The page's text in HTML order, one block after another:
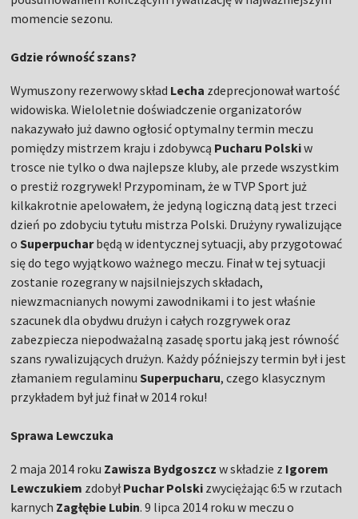
momencie sezonu.
Gdzie równość szans?
Wymuszony rezerwowy skład Lecha zdeprecjonował wartość
widowiska. Wieloletnie doświadczenie organizatorów
nakazywało już dawno ogłosić optymalny termin meczu
pomiędzy mistrzem kraju i zdobywcą Pucharu Polskiw
trosce nie tylko o dwa najlepsze kluby, ale przede wszystkim
o prestiż rozgrywek! Przypominam, że w TVP Sport już
kilkakrotnie apelowałem, że jedyną logiczną datą jest trzeci
dzień po zdobyciu tytułu mistrza Polski. Drużyny rywalizujące
oSuperpucharbędą w identycznej sytuacji, aby przygotować
się do tego wyjątkowo ważnego meczu. Finał w tej sytuacji
zostanie rozegrany w najsilniejszych składach,
niewzmacnianych nowymi zawodnikami i to jest właśnie
szacunek dla obydwu drużyn i całych rozgrywek oraz
zabezpiecza niepodważalną zasadę sportu jaką jest równość
szans rywalizujących drużyn. Każdy późniejszy termin był i jest
złamaniem regulaminu Superpucharu, czego klasycznym
przykładem był już finał w 2014 roku!
Sprawa Lewczuka
2 maja 2014 roku Zawisza Bydgoszczw składzie z Igorem
Lewczukiem zdobyłPuchar Polski zwyciężając 6:5 w rzutach
karnych Zagłębie Lubin. 9 lipca 2014 roku w meczu o